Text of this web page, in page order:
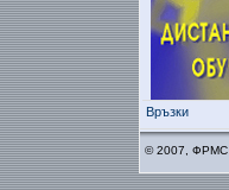
Връзки
© 2007, ФРМС